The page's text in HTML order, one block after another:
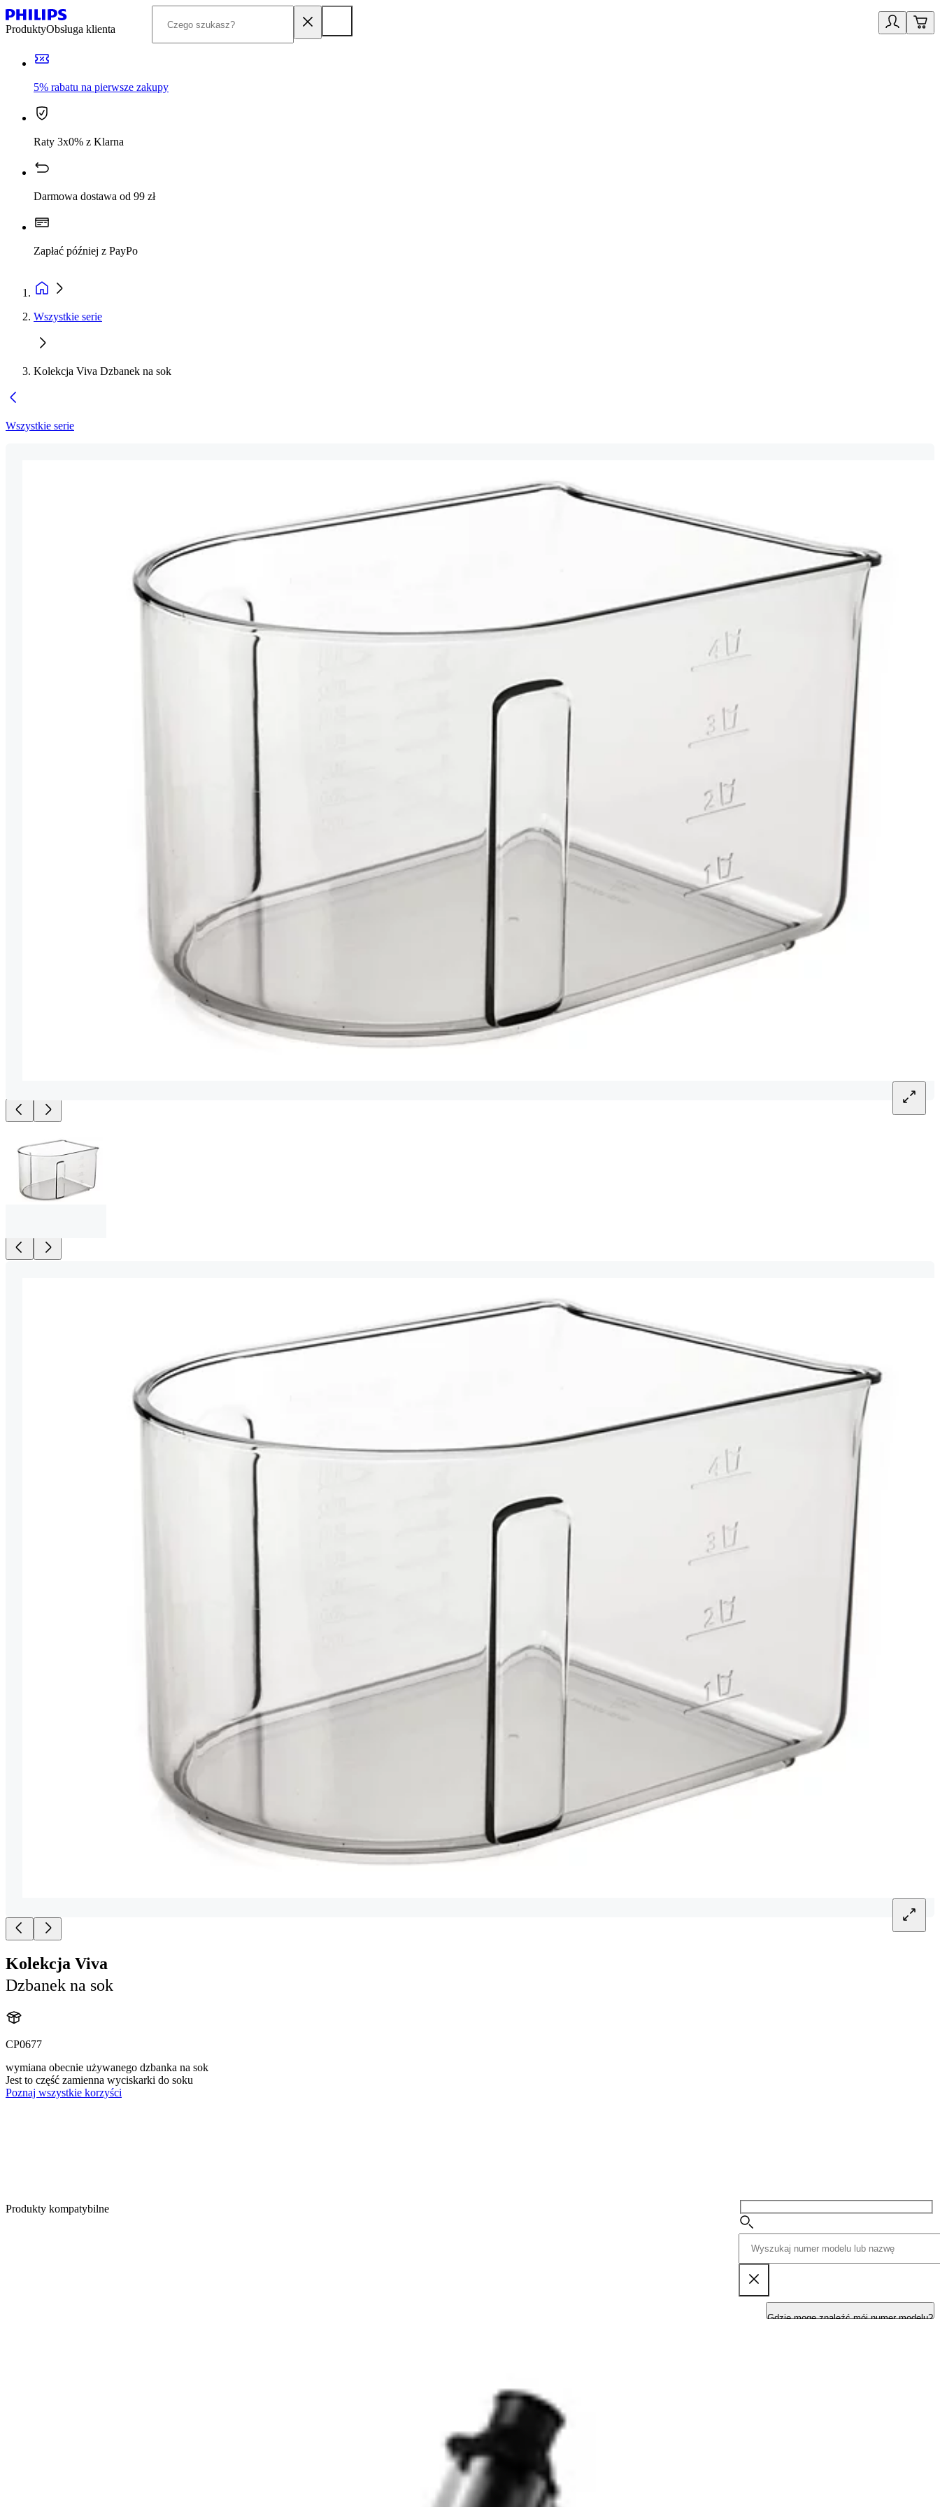
ProduktyObsługa klienta
5% rabatu na pierwsze zakupy
Raty 3x0% z Klarna
Darmowa dostawa od 99 zł
Zapłać później z PayPo
Wszystkie serie
Kolekcja Viva Dzbanek na sok
Wszystkie serie
Kolekcja Viva
Dzbanek na sok
CP0677
wymiana obecnie używanego dzbanka na sok
Jest to część zamienna wyciskarki do soku
Poznaj wszystkie korzyści
Produkty kompatybilne
Gdzie mogę znaleźć mój numer modelu?